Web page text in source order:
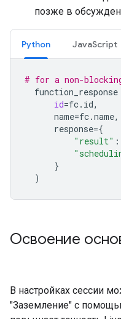
позже в
Python JavaScript
# for a non-
function_response
id=fc. id,
name=fc.name,
response={
"result" :
}
)
Освоение
В настройках сессии
"Заземление" с